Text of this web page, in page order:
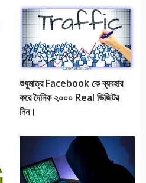
শুধুমাত্র Facebook কে ব্যবহার
করে দৈনিক ২০০০ Real ভিজিটর
নিন।